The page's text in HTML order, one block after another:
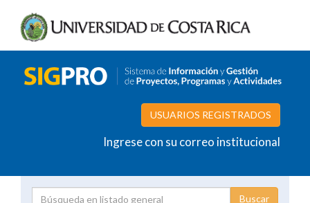
USUARIOS REGISTRADOS
Ingrese con su correo institucional